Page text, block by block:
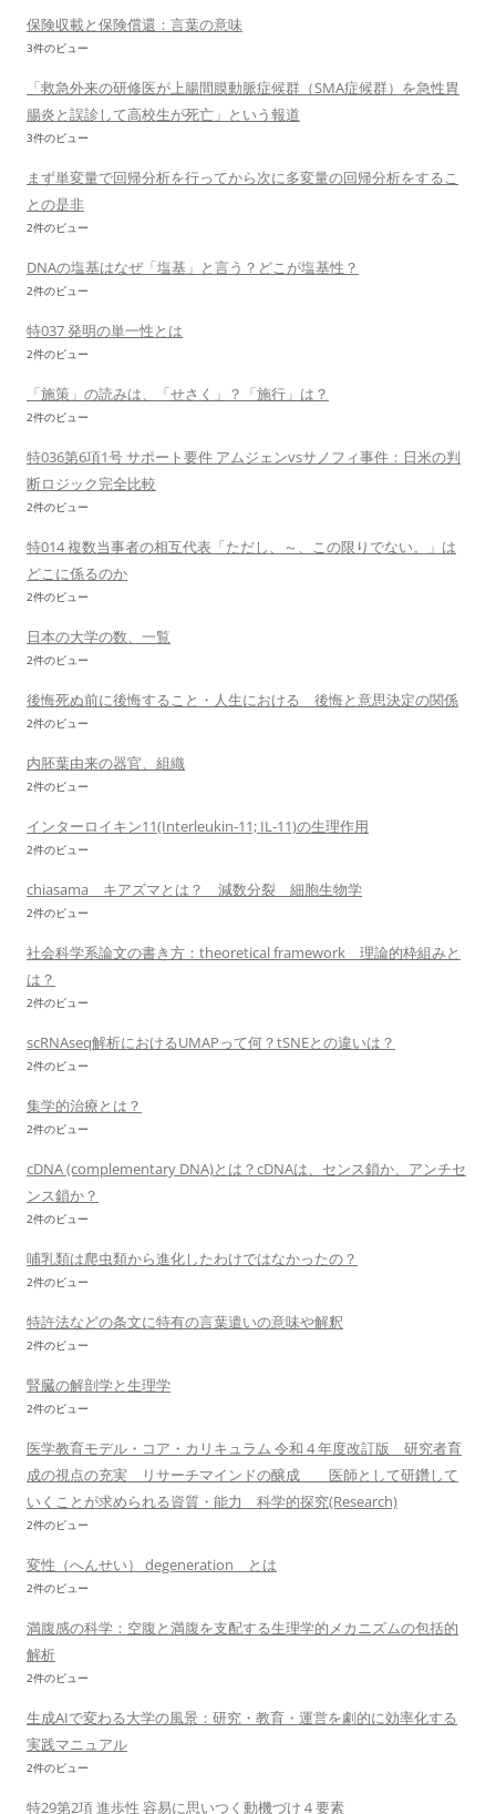
保険収載と保険償還：言葉の意味
3件のビュー
「救急外来の研修医が上腸間膜動脈症候群（SMA症候群）を急性胃
腸炎と誤診して高校生が死亡」という報道
3件のビュー
まず単変量で回帰分析を行ってから次に多変量の回帰分析をするこ
との是非
2件のビュー
DNAの塩基はなぜ「塩基」と言う？どこが塩基性？
2件のビュー
特037 発明の単一性とは
2件のビュー
「施策」の読みは、「せさく」？「施行」は？
2件のビュー
特036第6項1号 サポート要件 アムジェンvsサノフィ事件：日米の判
断ロジック完全比較
2件のビュー
特014 複数当事者の相互代表「ただし、～、この限りでない。」は
どこに係るのか
2件のビュー
日本の大学の数、一覧
2件のビュー
後悔死ぬ前に後悔すること・人生における 後悔と意思決定の関係
2件のビュー
内胚葉由来の器官、組織
2件のビュー
インターロイキン11(Interleukin-11; IL-11)の生理作用
2件のビュー
chiasama キアズマとは？ 減数分裂 細胞生物学
2件のビュー
社会科学系論文の書き方：theoretical framework 理論的枠組みと
は？
2件のビュー
scRNAseq解析におけるUMAPって何？tSNEとの違いは？
2件のビュー
集学的治療とは？
2件のビュー
cDNA (complementary DNA)とは？cDNAは、センス鎖か、アンチセ
ンス鎖か？
2件のビュー
哺乳類は爬虫類から進化したわけではなかったの？
2件のビュー
特許法などの条文に特有の言葉遣いの意味や解釈
2件のビュー
腎臓の解剖学と生理学
2件のビュー
医学教育モデル・コア・カリキュラム 令和 4 年度改訂版 研究者育
成の視点の充実 リサーチマインドの醸成 医師として研鑽して
いくことが求められる資質・能力 科学的探究(Research)
2件のビュー
変性（へんせい） degeneration とは
2件のビュー
満腹感の科学：空腹と満腹を支配する生理学的メカニズムの包括的
解析
2件のビュー
生成AIで変わる大学の風景：研究・教育・運営を劇的に効率化する
実践マニュアル
2件のビュー
特29第2項 進歩性 容易に思いつく動機づけ４要素